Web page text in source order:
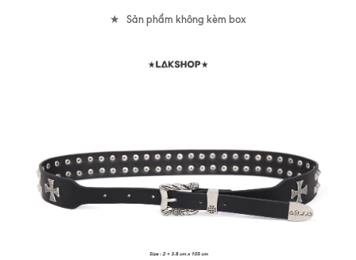
★ Sản phẩm không kèm box